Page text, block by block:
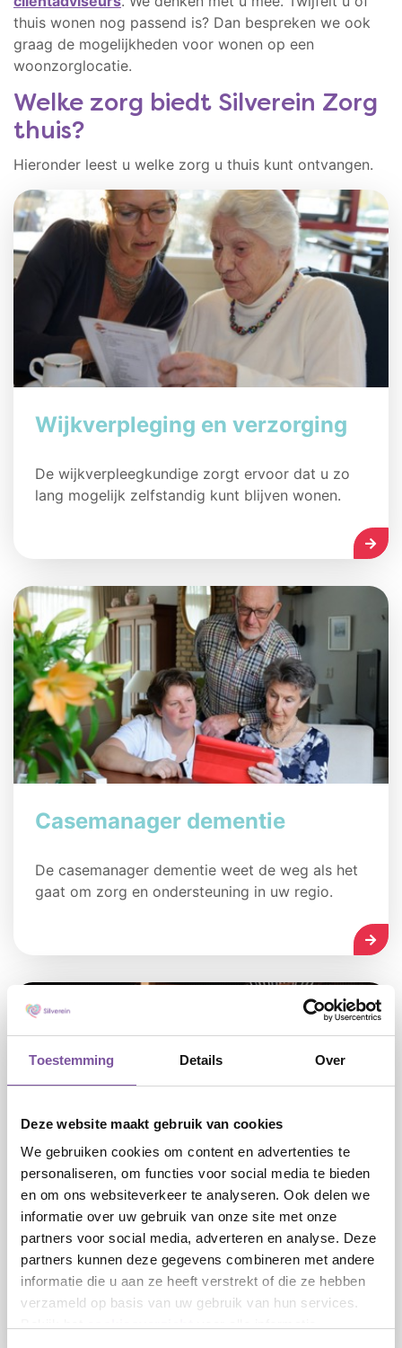
Toestemming Details Over
Deze website maakt gebruik van cookies
We gebruiken cookies om content en advertenties te
personaliseren, om functies voor social media te bieden
en om ons websiteverkeer te analyseren. Ook delen we
informatie over uw gebruik van onze site met onze
partners voor social media, adverteren en analyse. Deze
partners kunnen deze gegevens combineren met andere
informatie die u aan ze heeft verstrekt of die ze hebben
verzameld op basis van uw gebruik van hun services.
thuis wonen nog passend is? Dan bespreken we ook
graag de mogelijkheden voor wonen op een
woonzorglocatie.
Welke zorg biedt Silverein Zorg
thuis?
Hieronder leest u welke zorg u thuis kunt ontvangen.
Wijkverpleging en verzorging
De wijkverpleegkundige zorgt ervoor dat u zo
lang mogelijk zelfstandig kunt blijven wonen.
Casemanager dementie
De casemanager dementie weet de weg als het
gaat om zorg en ondersteuning in uw regio.
Dagbesteding
Krijgt u te maken met lichamelijke beperkingen
of beginnende geheugenproblemen? We bieden
u dagbesteding op onze ontmoetingscentra.